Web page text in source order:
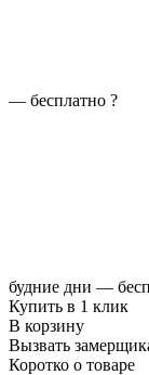
— бесплатно ?
будние дни —
Купить в 1 клик
В корзину
Вызвать
Коротко о товаре